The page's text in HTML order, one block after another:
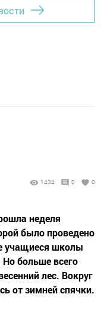
1434 0 0
неделя
было проведено
учащиеся школы
Но больше всего
лес. Вокруг
от зимней спячки.